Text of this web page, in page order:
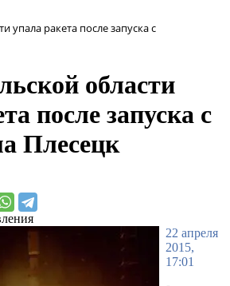
упала ракета после запуска с
области
после запуска с
Плесецк
22 апреля
2015,
17:01